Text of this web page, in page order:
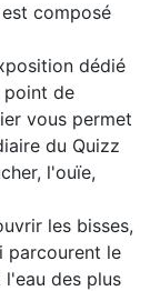
composé
dédié
point de
vous permet
du Quizz
l'ouïe,
les bisses,
parcourent le
des plus